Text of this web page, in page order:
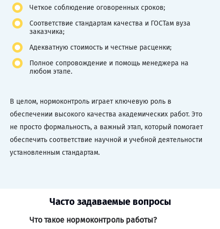
Четкое соблюдение оговоренных сроков;
Соответствие стандартам качества и ГОСТам вуза
заказчика;
Адекватную стоимость и честные расценки;
Полное сопровождение и помощь менеджера на
любом этапе.
В целом, нормоконтроль играет ключевую роль в
обеспечении высокого качества академических работ. Это
не просто формальность, а важный этап, который помогает
обеспечить соответствие научной и учебной деятельности
установленным стандартам.
Часто задаваемые вопросы
Что такое нормоконтроль работы?